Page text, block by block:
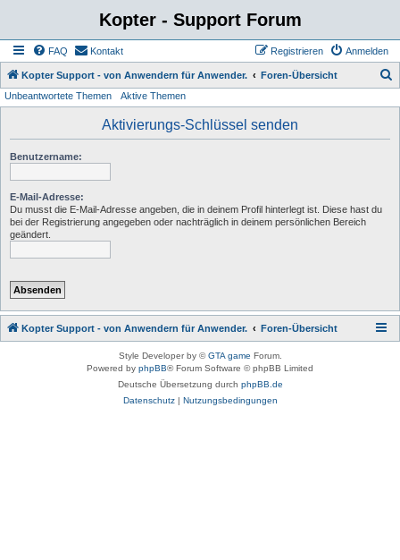
Kopter - Support Forum
FAQ Kontakt Anmelden
Registrieren
Kopter Support - von Anwendern für Anwender. Foren-Übersicht
Unbeantwortete Themen Aktive Themen
Aktivierungs-Schlüssel senden
Benutzername:
E-Mail-Adresse:
Du musst die E-Mail-Adresse angeben, die in deinem Profil hinterlegt ist. Diese hast du
bei der Registrierung angegeben oder nachträglich in deinem persönlichen Bereich
geändert.
Kopter Support - von Anwendern für Anwender. Foren-Übersicht
Style Developer by ©GTA game Forum.
Powered by phpBB® Forum Software © phpBB Limited
Deutsche Übersetzung durch phpBB.de
Datenschutz| Nutzungsbedingungen